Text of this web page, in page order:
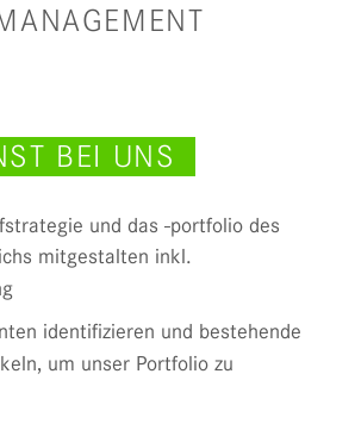
BEI UNS
und das -portfolio des
mitgestalten inkl.
identifizieren und bestehende
um unser Portfolio zu